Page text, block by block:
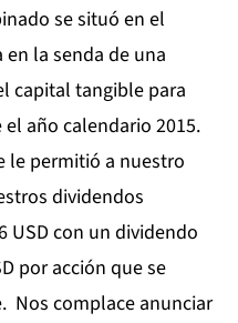
se situó en el
en la senda de una
capital tangible para
año calendario 2015.
le permitió a nuestro
dividendos
USD con un dividendo
por acción que se
Nos complace anunciar